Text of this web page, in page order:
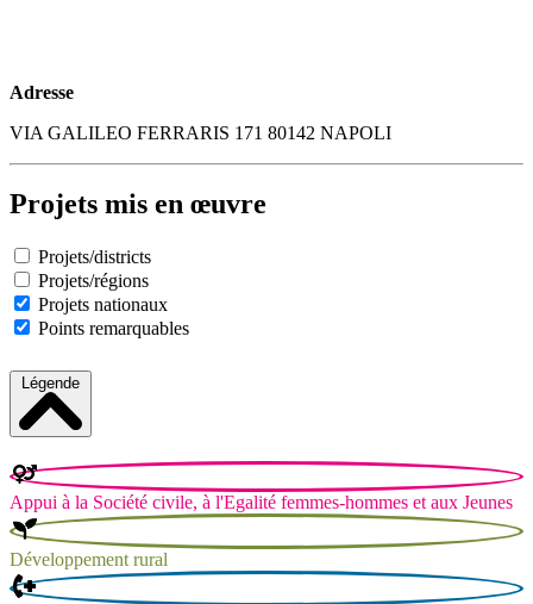
Adresse
VIA GALILEO FERRARIS 171 80142 NAPOLI
Projets mis en œuvre
Projets/districts
Projets/régions
Projets nationaux
Points remarquables
Légende
Appui à la Société civile, à l'Egalité femmes-hommes et aux Jeunes
Développement rural